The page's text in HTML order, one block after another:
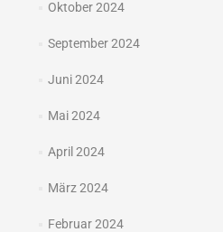
Oktober 2024
September 2024
Juni 2024
Mai 2024
April 2024
März 2024
Februar 2024